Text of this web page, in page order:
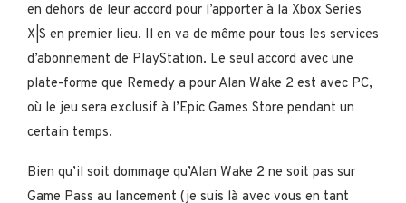
en dehors de leur accord pour l’apporter à la Xbox Series
X|S en premier lieu. Il en va de même pour tous les services
d’abonnement de PlayStation. Le seul accord avec une
plate-forme que Remedy a pour Alan Wake 2 est avec PC,
où le jeu sera exclusif à l’Epic Games Store pendant un
certain temps.
Bien qu’il soit dommage qu’Alan Wake 2 ne soit pas sur
Game Pass au lancement (je suis là avec vous en tant